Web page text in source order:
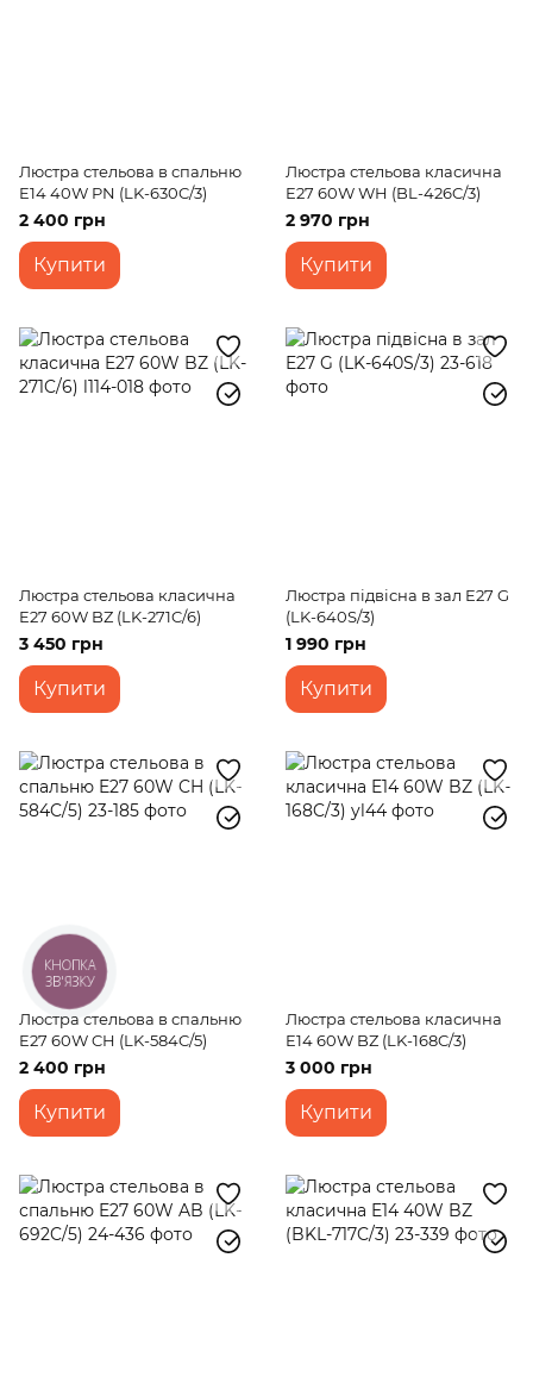
Люстра стельова в спальню
E14 40W PN (LK-630C/3)
2 400 грн
Купити
Люстра стельова класична
E27 60W WH (BL-426C/3)
2 970 грн
Купити
Люстра стельова класична
E27 60W BZ (LK-271C/6)
3 450 грн
Купити
Люстра підвісна в зал E27 G
(LK-640S/3)
1 990 грн
Купити
Люстра стельова в спальню
E27 60W CH (LK-584C/5)
2 400 грн
Купити
Люстра стельова класична
E14 60W BZ (LK-168C/3)
3 000 грн
Купити
КНОПКА
ЗВ'ЯЗКУ